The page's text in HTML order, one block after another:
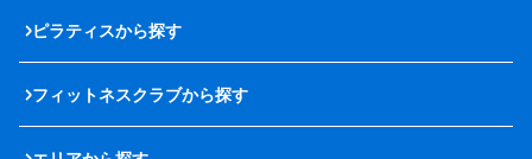
ピラティスから探す
フィットネスクラブから探す